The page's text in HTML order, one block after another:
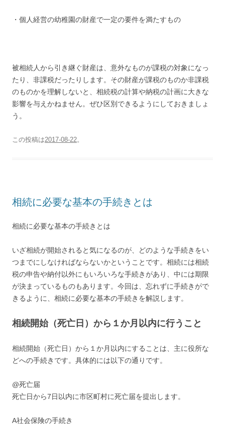
・個人経営の幼稚園の財産で一定の要件を満たすもの
被相続人から引き継ぐ財産は、意外なものが課税の対象になっ
たり、非課税だったりします。その財産が課税のものか非課税
のものかを理解しないと、相続税の計算や納税の計画に大きな
影響を与えかねません。ぜひ区別できるようにしておきましょ
う。
この投稿は2017-08-22。
相続に必要な基本の手続きとは
相続に必要な基本の手続きとは
いざ相続が開始されると気になるのが、どのような手続きをい
つまでにしなければならないかということです。相続には相続
税の申告や納付以外にもいろいろな手続きがあり、中には期限
が決まっているものもあります。今回は、忘れずに手続きがで
きるように、相続に必要な基本の手続きを解説します。
相続開始（死亡日）から１か月以内に行うこと
相続開始（死亡日）から１か月以内にすることは、主に役所な
どへの手続きです。具体的には以下の通りです。
@死亡届
死亡日から7日以内に市区町村に死亡届を提出します。
A社会保険の手続き